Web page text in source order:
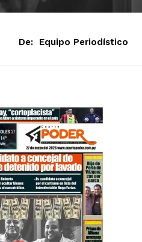
De: Equipo Periodístico